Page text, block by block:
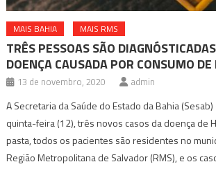
MAIS BAHIA MAIS RMS
TRÊS PESSOAS SÃO
DOENÇA CAUSADA POR CONSUMO DE
13 de novembro, 2020 admin
A Secretaria da Saúde do Estado da Bahia
quinta-feira (12), três novos casos da doença de
pasta, todos os pacientes são residentes no
Região Metropolitana de Salvador (RMS), e os